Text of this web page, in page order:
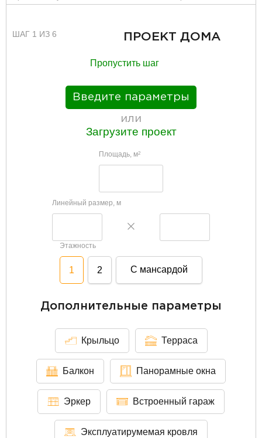
ШАГ 1 ИЗ 6 ПРОЕКТ ДОМА
Пропустить шаг
Введите параметры
или
Загрузите проект
Площадь, м2
Линейный размер, м
Этажность
1 2 С мансардой
Дополнительные параметры
Крыльцо Терраса
Балкон Панорамные окна
Эркер Встроенный гараж
Эксплуатирумемая кровля